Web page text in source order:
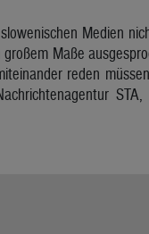
Medien
Maße
reden